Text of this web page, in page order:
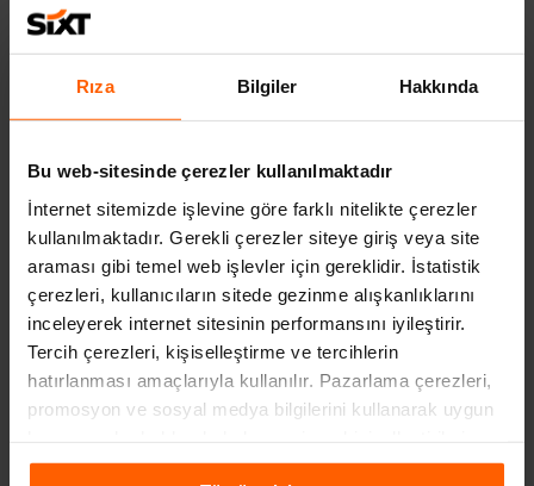
Rıza Bilgiler Hakkında
Bu web-sitesinde çerezler kullanılmaktadır
İnternet sitemizde işlevine göre farklı nitelikte çerezler
kullanılmaktadır. Gerekli çerezler siteye giriş veya site
araması gibi temel web işlevler için gereklidir. İstatistik
çerezleri, kullanıcıların sitede gezinme alışkanlıklarını
inceleyerek internet sitesinin performansını iyileştirir.
Tercih çerezleri, kişiselleştirme ve tercihlerin
hatırlanması amaçlarıyla kullanılır. Pazarlama çerezleri,
promosyon ve sosyal medya bilgilerini kullanarak uygun
içeriklerin sunulmasına yardımcı olur. Daha fazla
ADANA
SIXT müşteri hizmetleri telefon numarası: 0850 222 2 000
SIXT hakkında farklı sorularım var.
SIXT ile ilgili kampanyalardan araç kiralama seçeneklerine, diğer
istasyon sayfalarından araç teslim işlemlerine kadar tüm merak
tıklayıp web sitemizden öğrenebilirsiniz.